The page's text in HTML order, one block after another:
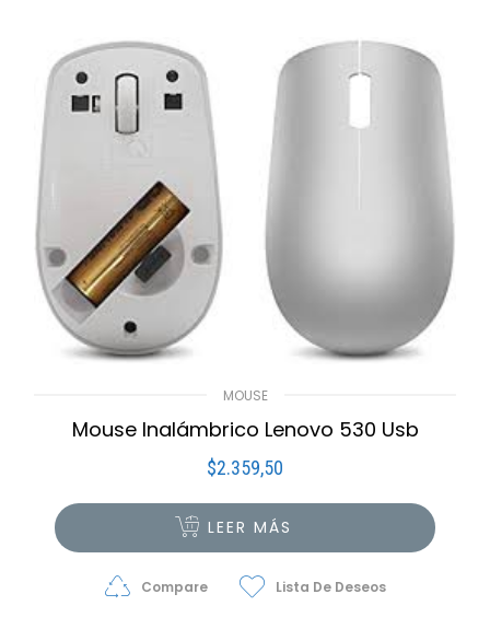
MOUSE
Mouse Inalámbrico Lenovo 530 Usb
$2.359,50
LEER MÁS
Compare Lista De Deseos